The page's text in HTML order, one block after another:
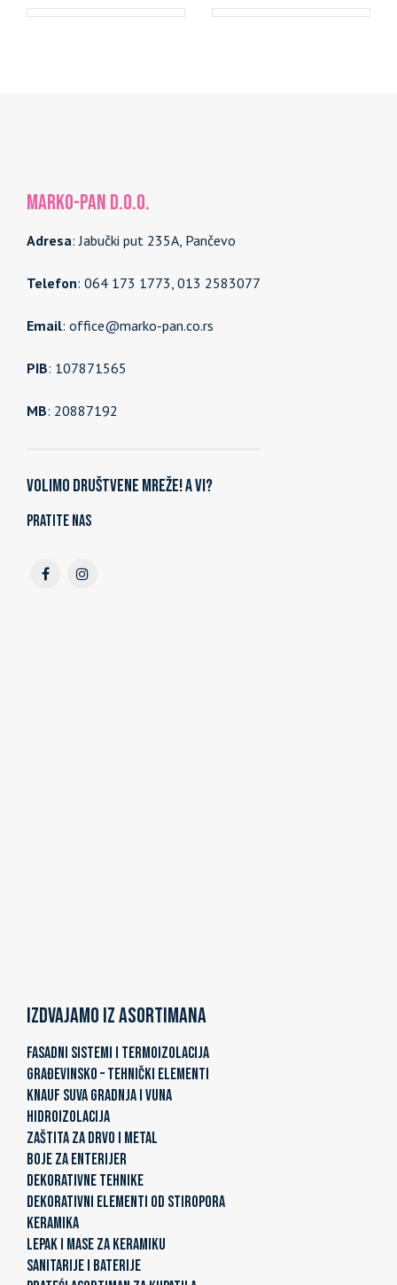
MARKO-PAN d.o.o.
Adresa: Jabučki put 235A, Pančevo
Telefon: 064 173 1773, 013 2583077
Email: office@marko-pan.co.rs
PIB: 107871565
MB: 20887192
Volimo društvene mreže! A vi?
Pratite nas
Izdvajamo iz asortimana
FASADNI SISTEMI I TERMOIZOLACIJA
GRAĐEVINSKO – TEHNIČKI ELEMENTI
KNAUF SUVA GRADNJA I VUNA
HIDROIZOLACIJA
ZAŠTITA ZA DRVO I METAL
BOJE ZA ENTERIJER
DEKORATIVNE TEHNIKE
DEKORATIVNI ELEMENTI OD STIROPORA
KERAMIKA
LEPAK I MASE ZA KERAMIKU
SANITARIJE I BATERIJE